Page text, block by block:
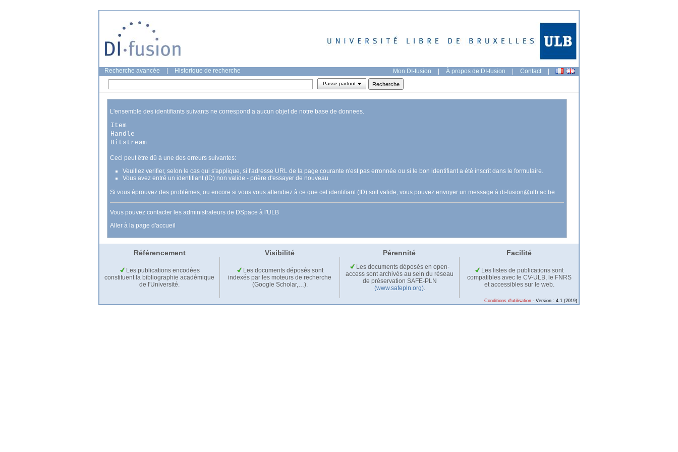
Recherche avancée Historique de recherche Mon DI-fusion | À propos de DI-fusion | Contact |
Passe-partout
L'ensemble des identifiants suivants ne correspond a aucun objet de notre base de donnees.
Item
Handle
Bitstream
Ceci peut être dû à une des erreurs suivantes:
Veuillez verifier, selon le cas qui s'applique, si l'adresse URL de la page courante n'est pas erronnée ou si le bon identifiant a été inscrit dans le formulaire.
Vous avez entré un identifiant (ID) non valide - prière d'essayer de nouveau
Si vous éprouvez des problèmes, ou encore si vous vous attendiez à ce que cet identifiant (ID) soit valide, vous pouvez envoyer un message à di-fusion@ulb.ac.be
Vous pouvez contacter les administrateurs de DSpace à l'ULB
Aller à la page d'accueil
Référencement Visibilité Pérennité Facilité
Les publications encodées
constituent la bibliographie académique
de l'Université.
Les documents déposés sont
indexés par les moteurs de recherche
(Google Scholar,…).
Les documents déposés en open-
access sont archivés au sein du réseau
de préservation SAFE-PLN
(www.safepln.org).
Les listes de publications sont
compatibles avec le CV-ULB, le FNRS
et accessibles sur le web.
Conditions d'utilisation - Version : 4.1 (2019)